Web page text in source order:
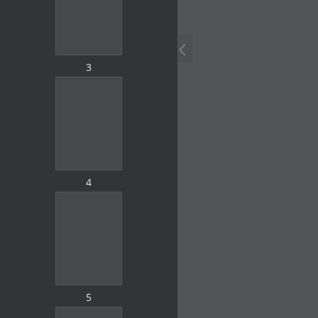
3
4
5